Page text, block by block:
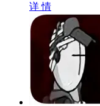
详 情